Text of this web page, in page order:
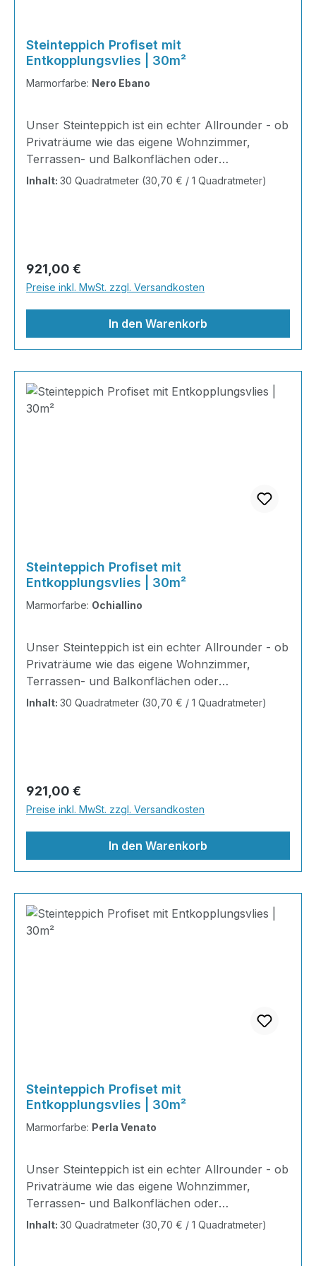
Steinteppich Profiset mit
Entkopplungsvlies | 30m²
Marmorfarbe: Nero Ebano
Unser Steinteppich ist ein echter Allrounder - ob
Privaträume wie das eigene Wohnzimmer,
Terrassen- und Balkonflächen oder
Gewerbeobjekte und Austellungsräume; unsere
und einfach zu verlegen. Stöbern Sie in unserem
Shop nach Ihrer Lieblingsfarbe und legen Sie
gleich los! Inhalt 12x25kg Marmorsteine 6kg
Grundierung AT-EG 30 24kg
Inhalt: 30 Quadratmeter (30,70 € / 1 Quadratmeter)
Regulärer Preis:
921,00 €
Preise inkl. MwSt. zzgl. Versandkosten
In den Warenkorb
Steinteppich Profiset mit
Entkopplungsvlies | 30m²
Marmorfarbe: Ochiallino
Unser Steinteppich ist ein echter Allrounder - ob
Privaträume wie das eigene Wohnzimmer,
Terrassen- und Balkonflächen oder
Gewerbeobjekte und Austellungsräume; unsere
und einfach zu verlegen. Stöbern Sie in unserem
Shop nach Ihrer Lieblingsfarbe und legen Sie
gleich los! Inhalt 12x25kg Marmorsteine 6kg
Grundierung AT-EG 30 24kg
Inhalt: 30 Quadratmeter (30,70 € / 1 Quadratmeter)
Regulärer Preis:
921,00 €
Preise inkl. MwSt. zzgl. Versandkosten
In den Warenkorb
Steinteppich Profiset mit
Entkopplungsvlies | 30m²
Marmorfarbe: Perla Venato
Unser Steinteppich ist ein echter Allrounder - ob
Privaträume wie das eigene Wohnzimmer,
Terrassen- und Balkonflächen oder
Gewerbeobjekte und Austellungsräume; unsere
Inhalt: 30 Quadratmeter (30,70 € / 1 Quadratmeter)